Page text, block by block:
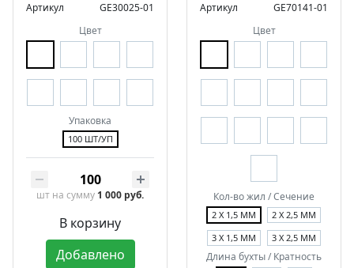
Артикул
GE30025-01
Цвет
Упаковка
100 ШТ/УП
шт на сумму 1 000 руб.
В корзину
Добавлено
Артикул
GE70141-01
Цвет
Кол-во жил / Сечение
2 Х 1,5 ММ
2 Х 2,5 ММ
3 Х 1,5 ММ
3 Х 2,5 ММ
Длина бухты / Кратность